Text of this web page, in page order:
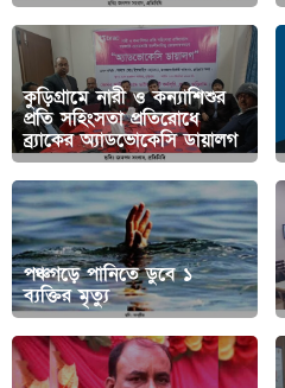
কুড়িগ্রামে নারী ও কন্যাশিশুর
প্রতি সহিংসতা প্রতিরোধে
ব্র্যাকের অ্যাডভোকেসি ডায়ালগ
পঞ্চগড়ে পানিতে ডুবে ১
ব্যক্তির মৃত্যু